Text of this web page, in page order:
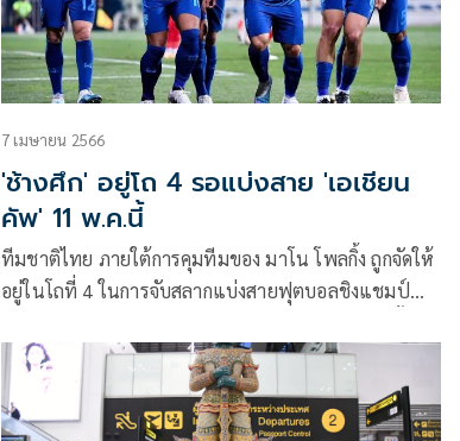
7 เมษายน 2566
'ช้างศึก' อยู่โถ 4 รอแบ่งสาย 'เอเชียน
คัพ' 11 พ.ค.นี้
ทีมชาติไทย ภายใต้การคุมทีมของ มาโน โพลกิ้ง ถูกจัดให้
อยู่ในโถที่ 4 ในการจับสลากแบ่งสายฟุตบอลชิงแชมป์
อันดับที่ 114 ในฟีฟ่า แรงกิง